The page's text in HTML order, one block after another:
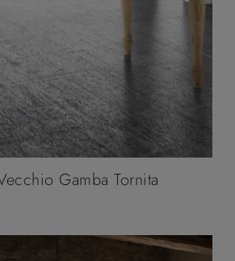
Gamba Tornita